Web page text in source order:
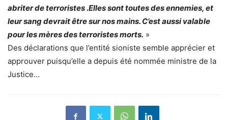
abriter de terroristes .Elles sont toutes des ennemies, et
leur sang devrait être sur nos mains. C’est aussi valable
pour les mères des terroristes morts. »
Des déclarations que l’entité sioniste semble apprécier et
approuver puisqu’elle a depuis été nommée ministre de la
Justice…